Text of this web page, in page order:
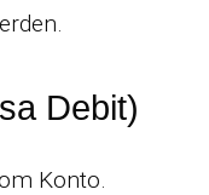
Debit)
Konto.